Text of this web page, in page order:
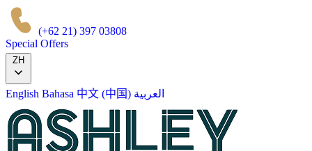
(+62 21) 397 03808
Special Offers
ZH
English Bahasa 中文 (中国) العربية